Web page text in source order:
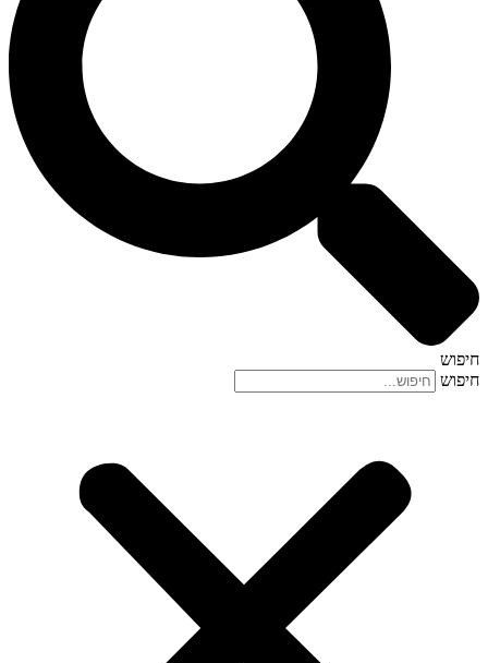
חיפוש
חיפוש